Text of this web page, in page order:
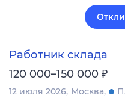
Работник склада
120 000–150 000 ₽
12 июля 2026 Москва